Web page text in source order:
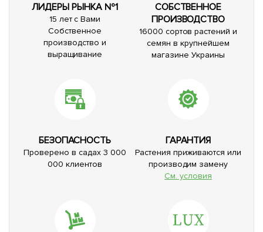
ЛИДЕРЫ РЫНКА №1
15 лет с Вами
Собственное
производство и
выращивание
СОБСТВЕННОЕ
ПРОИЗВОДСТВО
16000 сортов растений и
семян в крупнейшем
магазине Украины
БЕЗОПАСНОСТЬ
Проверено в садах 3 000
000 клиентов
ГАРАНТИЯ
Растения приживаются или
производим замену
См. условия